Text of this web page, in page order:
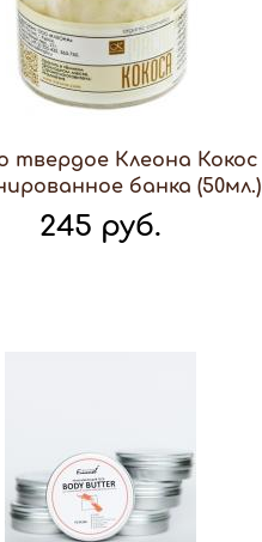
твердое Клеона Кокос
банка (50мл.)
245 руб.